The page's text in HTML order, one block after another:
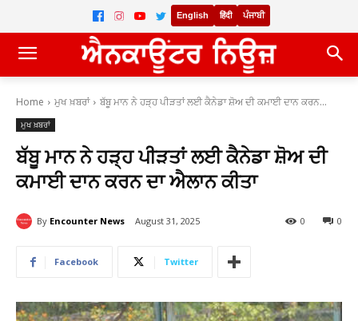
English हिंदी ਪੰਜਾਬੀ
Home ਮੁਖ ਖ਼ਬਰਾਂ ਬੱਬੂ ਮਾਨ ਨੇ ਹੜ੍ਹ ਪੀੜਤਾਂ ਲਈ ਕੈਨੇਡਾ ਸ਼ੋਅ ਦੀ ਕਮਾਈ ਦਾਨ ਕਰਨ...
ਮੁਖ ਖ਼ਬਰਾਂ
ਬੱਬੂ ਮਾਨ ਨੇ ਹੜ੍ਹ ਪੀੜਤਾਂ ਲਈ ਕੈਨੇਡਾ ਸ਼ੋਅ ਦੀ
ਕਮਾਈ ਦਾਨ ਕਰਨ ਦਾ ਐਲਾਨ ਕੀਤਾ
By Encounter News August 31, 2025 0
0
Facebook Twitter